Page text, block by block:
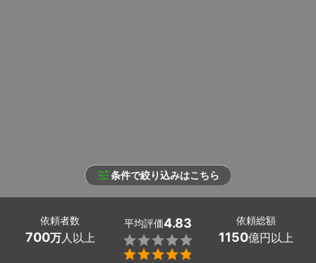
条件で絞り込みはこちら
依頼者数
700万人以上
平均評価4.83


依頼総額
1150億円以上